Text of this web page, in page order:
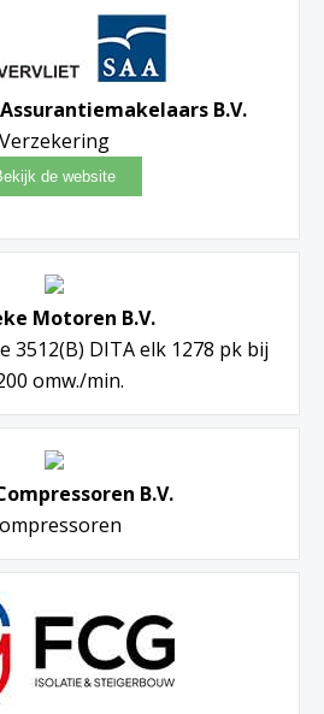
B.V.
Verzekering
Motoren B.V.
3512(B) DITA elk 1278 pk bij
omw./min.
B.V.